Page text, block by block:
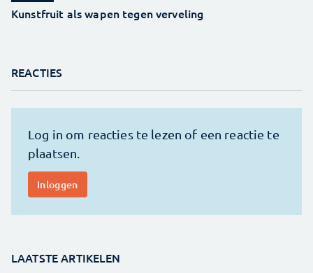
Kunstfruit als wapen tegen verveling
REACTIES
LAATSTE ARTIKELEN